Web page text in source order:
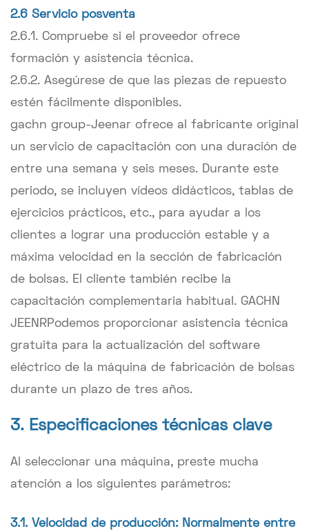
2.6 Servicio posventa
2.6.1. Compruebe si el proveedor ofrece
formación y asistencia técnica.
2.6.2. Asegúrese de que las piezas de repuesto
estén fácilmente disponibles.
gachn group-Jeenar ofrece al fabricante original
un servicio de capacitación con una duración de
entre una semana y seis meses. Durante este
periodo, se incluyen vídeos didácticos, tablas de
ejercicios prácticos, etc., para ayudar a los
clientes a lograr una producción estable y a
máxima velocidad en la sección de fabricación
de bolsas. El cliente también recibe la
capacitación complementaria habitual. GACHN
JEENRPodemos proporcionar asistencia técnica
gratuita para la actualización del software
eléctrico de la máquina de fabricación de bolsas
durante un plazo de tres años.
3. Especificaciones técnicas clave
Al seleccionar una máquina, preste mucha
atención a los siguientes parámetros:
3.1. Velocidad de producción: Normalmente entre